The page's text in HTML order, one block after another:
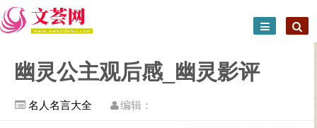
幽灵公主观后感_幽灵影评
名人名言大全 编辑：